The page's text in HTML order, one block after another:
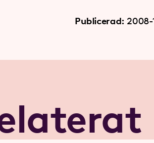
Publicerad: 2008-